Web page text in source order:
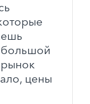
цены